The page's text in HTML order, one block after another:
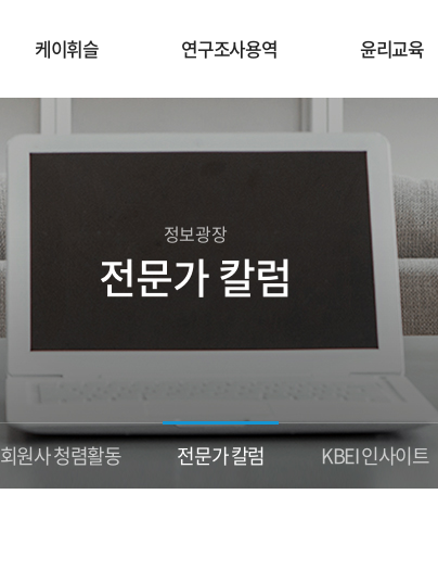
케이휘슬 연구조사용역 윤리교육
정보광장
전문가 칼럼
회원사 청렴활동 전문가 칼럼 KBEI 인사이트